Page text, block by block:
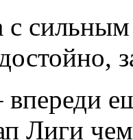
с
Лиги